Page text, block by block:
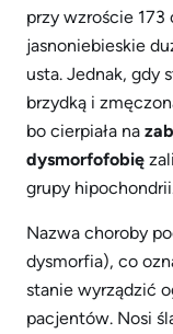
przy wzroście 173
jasnoniebieskie
usta. Jednak, gdy
brzydką i
bo cierpiała na
dysmorfofobię
grupy
Nazwa choroby
dysmorfia), co
stanie wyrządzić
pacjentów. Nosi